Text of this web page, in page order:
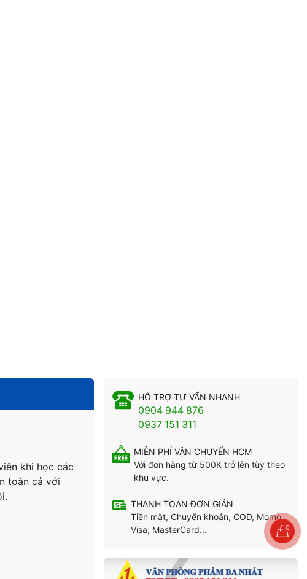
khi học các
toàn cả với
HỖ TRỢ TƯ VẤN NHANH
0904 944 876
0937 151 311
MIỄN PHÍ VẬN CHUYỂN HCM
Với đơn hàng từ 500K trở lên tùy theo
khu vực.
THANH TOÁN ĐƠN GIẢN
Tiền mặt, Chuyển khoản, COD, Momo,
Visa, MasterCard...
0